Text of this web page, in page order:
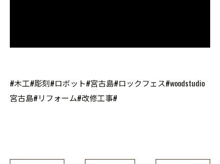
#木工#彫刻#ロボット#宮古島#ロックフェス#woodstudio
宮古島#リフォーム#改修工事#